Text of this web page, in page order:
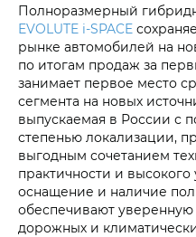
Полноразмерный
EVOLUTE i‑SPACE
рынке автомобилей на
по итогам продаж за
занимает первое место
сегмента на новых
выпускаемая в России с
степенью локализации,
выгодным сочетанием
практичности и
оснащение и наличие
обеспечивают
дорожных и